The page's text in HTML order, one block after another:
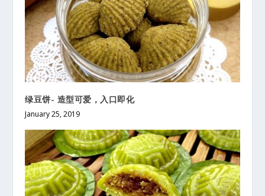
绿豆饼- 造型可爱，入口即化
January 25, 2019